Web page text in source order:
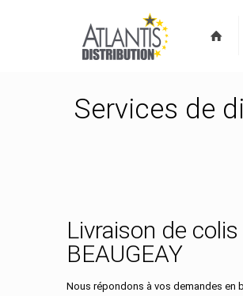
Services de
Livraison de
BEAUGEAY
Nous répondons à vos demandes en